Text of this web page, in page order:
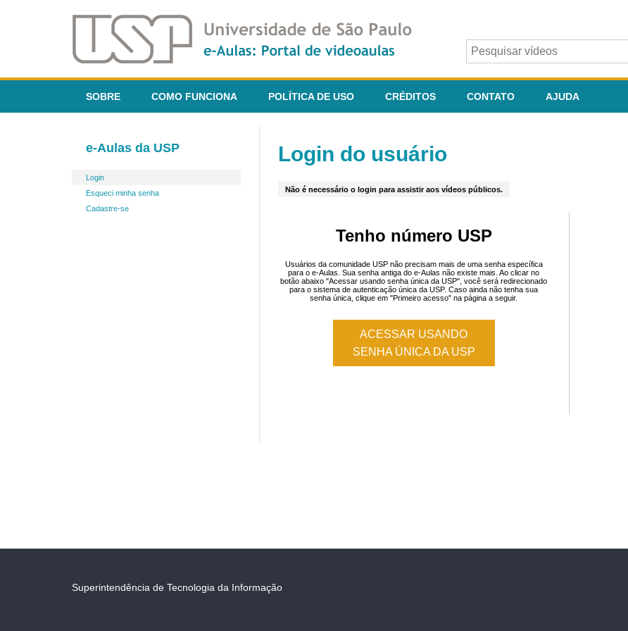
SOBRE COMO FUNCIONA POLÍTICA DE USO CRÉDITOS CONTATO AJUDA
e-Aulas da USP
Login
Esqueci minha senha
Cadastre-se
Login do usuário
Não é necessário o login para assistir aos vídeos públicos.
Tenho número USP
Usuários da comunidade USP não precisam mais de uma senha específica
para o e-Aulas. Sua senha antiga do e-Aulas não existe mais. Ao clicar no
botão abaixo "Acessar usando senha única da USP", você será redirecionado
para o sistema de autenticação única da USP. Caso ainda não tenha sua
senha única, clique em "Primeiro acesso" na página a seguir.
ACESSAR USANDO
SENHA ÚNICA DA USP
Superintendência de Tecnologia da Informação